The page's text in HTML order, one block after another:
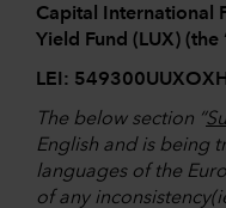
Capital International
Yield Fund (LUX) (the
LEI:
The below section “
English and is being
languages of the
of any